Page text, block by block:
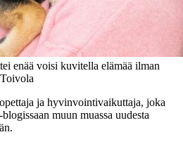
enää voisi kuvitella elämää ilman
ja hyvinvointivaikuttaja, joka
-blogissaan muun muassa uudesta